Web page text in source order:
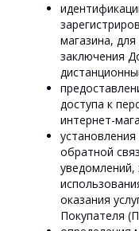
магазина,
заключения
доступа к
интернет-
обратной
уведомлений,
оказания
Покупателя